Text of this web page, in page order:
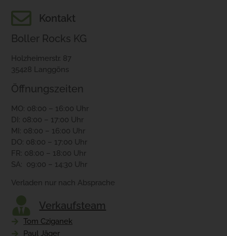
Kontakt
Boller Rocks KG
Holzheimerstr. 87
35428 Langgöns
Öffnungszeiten
MO: 08:00 – 16:00 Uhr
DI: 08:00 – 17:00 Uhr
MI: 08:00 – 16:00 Uhr
DO: 08:00 – 17:00 Uhr
FR: 08:00 – 18:00 Uhr
SA: 09:00 – 14:30 Uhr
Verladen nur nach Absprache
Verkaufsteam
Tom Cziganek
Paul Jäger